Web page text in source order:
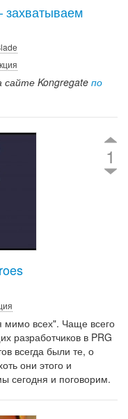
Kongregate по
1
мимо всех". Чаще всего
разработчиков в PRG
всегда были те, о
они этого и
сегодня и поговорим.